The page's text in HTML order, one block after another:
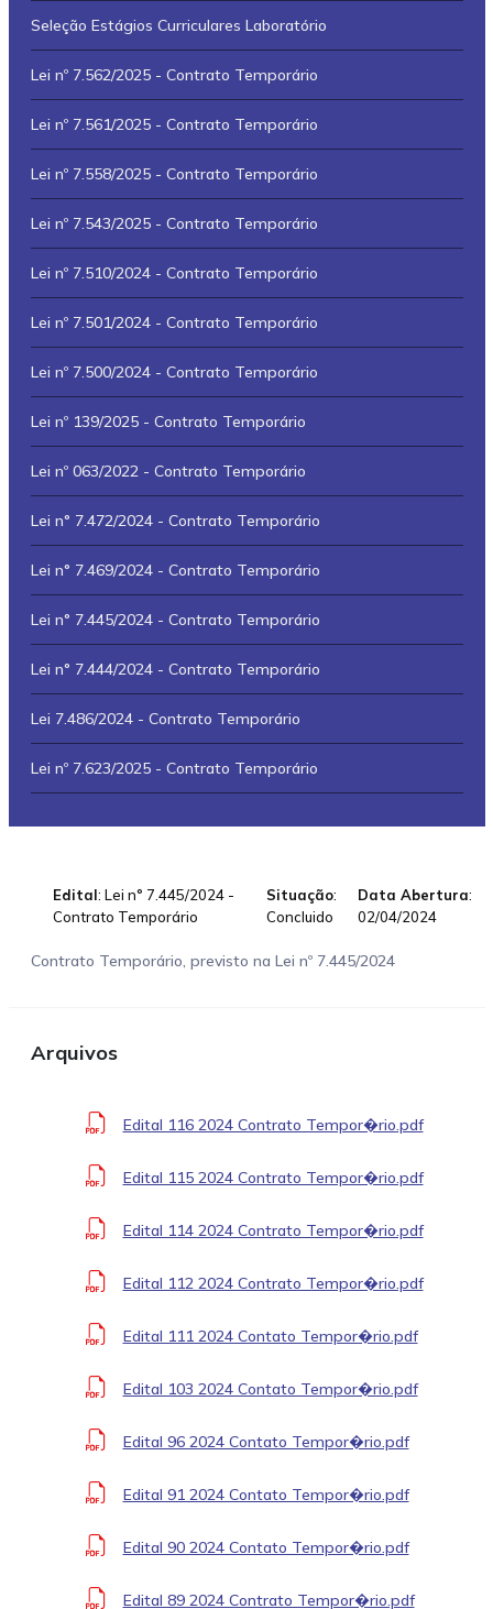
Seleção Estágios Curriculares Laboratório
Lei nº 7.562/2025 - Contrato Temporário
Lei nº 7.561/2025 - Contrato Temporário
Lei nº 7.558/2025 - Contrato Temporário
Lei nº 7.543/2025 - Contrato Temporário
Lei nº 7.510/2024 - Contrato Temporário
Lei nº 7.501/2024 - Contrato Temporário
Lei nº 7.500/2024 - Contrato Temporário
Lei nº 139/2025 - Contrato Temporário
Lei nº 063/2022 - Contrato Temporário
Lei n° 7.472/2024 - Contrato Temporário
Lei n° 7.469/2024 - Contrato Temporário
Lei n° 7.445/2024 - Contrato Temporário
Lei n° 7.444/2024 - Contrato Temporário
Lei 7.486/2024 - Contrato Temporário
Lei nº 7.623/2025 - Contrato Temporário
Edital: Lei n° 7.445/2024 -
Contrato Temporário
Situação:
Concluido
Data Abertura:
02/04/2024
Contrato Temporário, previsto na Lei nº 7.445/2024
Arquivos
Edital 116 2024 Contrato Tempor�rio.pdf
Edital 115 2024 Contrato Tempor�rio.pdf
Edital 114 2024 Contrato Tempor�rio.pdf
Edital 112 2024 Contrato Tempor�rio.pdf
Edital 111 2024 Contato Tempor�rio.pdf
Edital 103 2024 Contato Tempor�rio.pdf
Edital 96 2024 Contato Tempor�rio.pdf
Edital 91 2024 Contato Tempor�rio.pdf
Edital 90 2024 Contato Tempor�rio.pdf
Edital 89 2024 Contrato Tempor�rio.pdf